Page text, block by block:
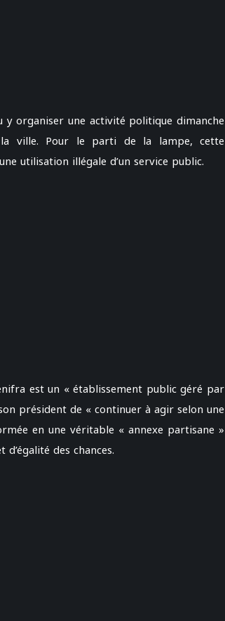
organiser une activité politique dimanche
la ville. Pour le parti de la lampe, cette
utilisation illégale d’un service public.
est un « établissement public géré par
président de « continuer à agir selon une
en une véritable « annexe partisane »
des chances.